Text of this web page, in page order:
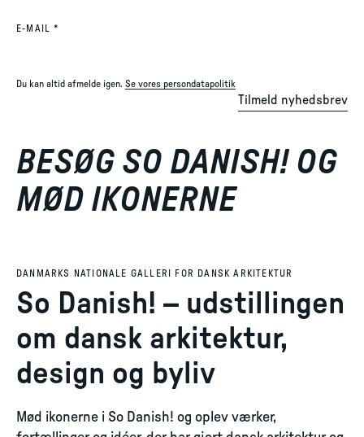
E-MAIL *
Du kan altid afmelde igen. Se vores persondatapolitik
Tilmeld nyhedsbrev
BESØG SO DANISH! OG
MØD IKONERNE
DANMARKS NATIONALE GALLERI FOR DANSK ARKITEKTUR
So Danish! – udstillingen
om dansk arkitektur,
design og byliv
Mød ikonerne i So Danish! og oplev værker,